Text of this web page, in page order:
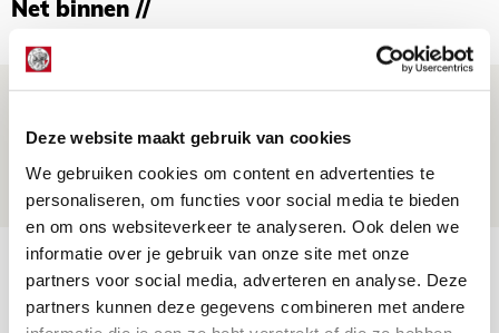
Deze website maakt gebruik van cookies
We gebruiken cookies om content en advertenties te
personaliseren, om functies voor social media te bieden
en om ons websiteverkeer te analyseren. Ook delen we
informatie over je gebruik van onze site met onze
partners voor social media, adverteren en analyse. Deze
partners kunnen deze gegevens combineren met andere
Net binnen //
Ajax - Helmond Sport!
06 AUGUSTUS 2026 - 13:13
PRIJSVRAAG
Reis jij als mascotte mee naar uitduel
met Telstar?
06 AUGUSTUS 2026 - 13:04